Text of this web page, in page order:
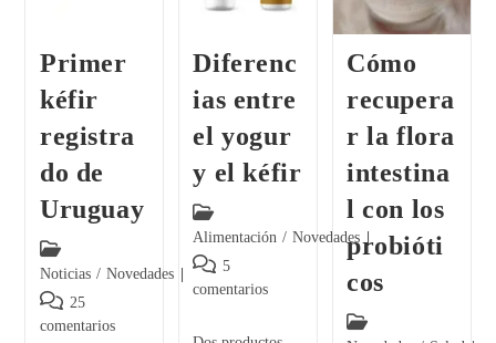
Primer
kéfir
registra
do de
Uruguay
Noticias / Novedades
25
comentarios
Diferenc
ias entre
el yogur
y el kéfir
Alimentación / Novedades
5
comentarios
Cómo
recupera
r la flora
intestina
l con los
probióti
cos